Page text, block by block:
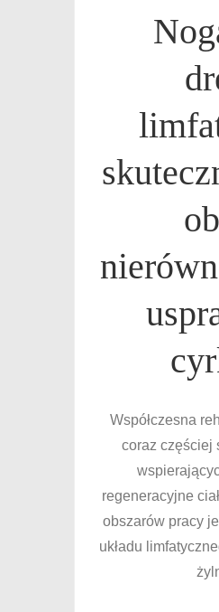
Współczesna
coraz częściej
regeneracyjne
obszarów pracy
układu